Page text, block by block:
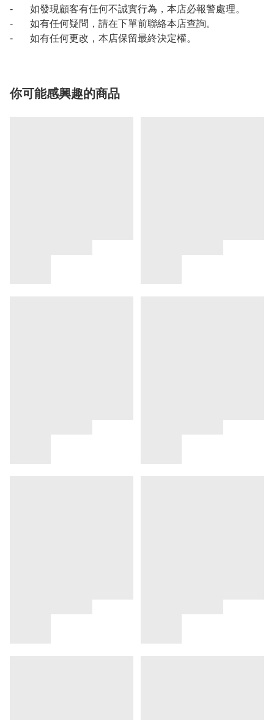
- 如發現顧客有任何不誠實行為，本店必報警處理。
- 如有任何疑問，請在下單前聯絡本店查詢。
- 如有任何更改，本店保留最終決定權。
你可能感興趣的商品